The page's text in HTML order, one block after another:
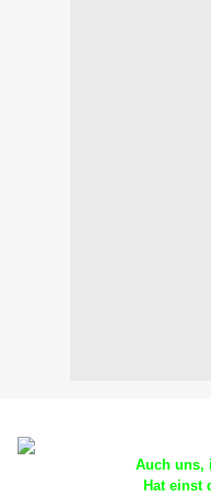
Auch uns,
Hat einst